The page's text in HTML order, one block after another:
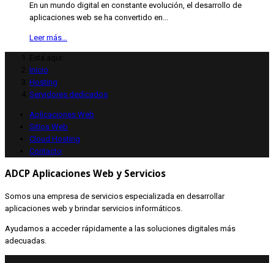
En un mundo digital en constante evolución, el desarrollo de
aplicaciones web se ha convertido en...
Leer más…
Inicio
Hosting
Servidores dedicados
Aplicaciones Web
Sitios Web
Cloud Hosting
Contacto
ADCP Aplicaciones Web y Servicios
Somos una empresa de servicios especializada en desarrollar
aplicaciones web y brindar servicios informáticos.
Ayudamos a acceder rápidamente a las soluciones digitales más
adecuadas.